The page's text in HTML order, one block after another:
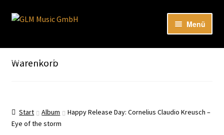
Hier sind unsere Neuigkeiten zu hören: Spotify
Zur
Zum
Menü
Unser Katalog
öffnen
EN
Warenkorb
Start Album
Happy Release Day: Cornelius Claudio Kreusch –
Eye of the storm